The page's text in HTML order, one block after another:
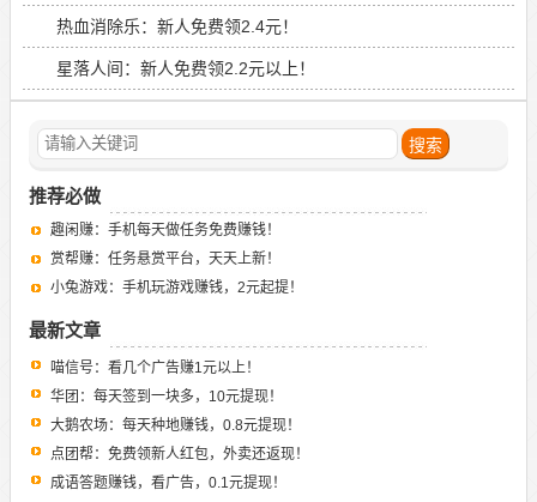
热血消除乐：新人免费领2.4元！
星落人间：新人免费领2.2元以上！
推荐必做
趣闲赚：手机每天做任务免费赚钱！
赏帮赚：任务悬赏平台，天天上新！
小兔游戏：手机玩游戏赚钱，2元起提！
最新文章
喵信号：看几个广告赚1元以上！
华团：每天签到一块多，10元提现！
大鹅农场：每天种地赚钱，0.8元提现！
点团帮：免费领新人红包，外卖还返现！
成语答题赚钱，看广告，0.1元提现！